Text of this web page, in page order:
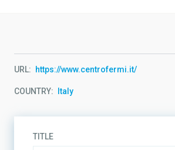
URL https://www.centrofermi.it/
COUNTRY Italy
TITLE